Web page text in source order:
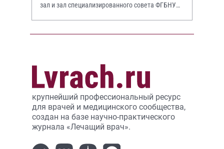
зал и зал специализированного совета ФГБНУ
крупнейший профессиональный ресурс
для врачей и медицинского сообщества,
создан на базе научно-практического
журнала «Лечащий врач».